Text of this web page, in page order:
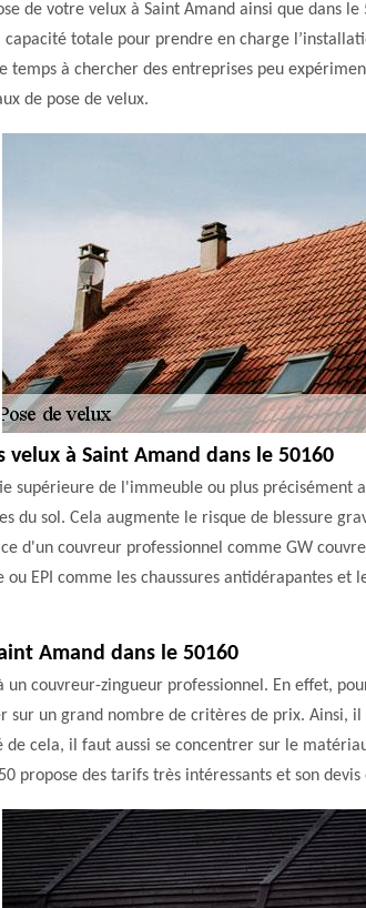
de votre velux à Saint Amand ainsi que dans le
totale pour prendre en charge
à chercher des entreprises peu
de pose de velux.
à Saint Amand dans le 50160
supérieure de l'immeuble ou plus précisément
du sol. Cela augmente le risque de blessure
d'un couvreur professionnel comme GW
EPI comme les chaussures antidérapantes et
Amand dans le 50160
couvreur-zingueur professionnel. En effet,
un grand nombre de critères de prix. Ainsi, il
cela, il faut aussi se concentrer sur le
propose des tarifs très intéressants et son